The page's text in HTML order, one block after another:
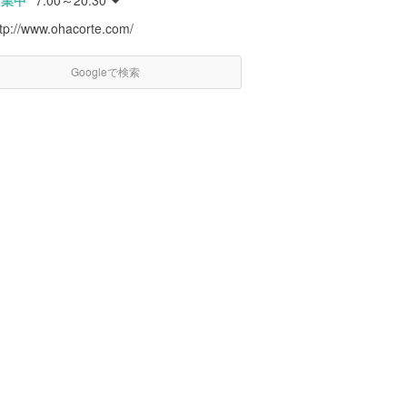
www.ohacorte.com/
Googleで検索